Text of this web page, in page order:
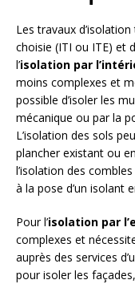
Les travaux
choisie (ITI ou ITE) et
l’isolation par
moins complexes et
possible d’isoler les
mécanique ou par la
L’isolation des sols
plancher existant ou
l’isolation des
à la pose d’un isolant
Pour l’isolation par
complexes et
auprès des services
pour isoler les